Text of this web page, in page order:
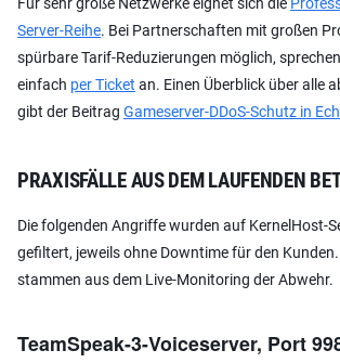
Server-Reihe. Bei Partnerschaften mit großen
spürbare Tarif-Reduzierungen möglich,
einfach per Ticket an. Einen Überblick über alle
gibt der Beitrag Gameserver-DDoS-Schutz in
PRAXISFÄLLE AUS DEM LAUFENDEN
Die folgenden Angriffe wurden auf KernelHost-
gefiltert, jeweils ohne Downtime für den
stammen aus dem Live-Monitoring der Abwehr.
TeamSpeak-3-Voiceserver, Port